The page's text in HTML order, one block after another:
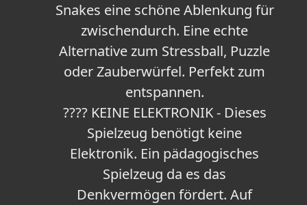
Snakes eine schöne Ablenkung für
zwischendurch. Eine echte
Alternative zum Stressball, Puzzle
oder Zauberwürfel. Perfekt zum
entspannen.
???? KEINE ELEKTRONIK - Dieses
Spielzeug benötigt keine
Elektronik. Ein pädagogisches
Spielzeug da es das
Denkvermögen fördert. Auf